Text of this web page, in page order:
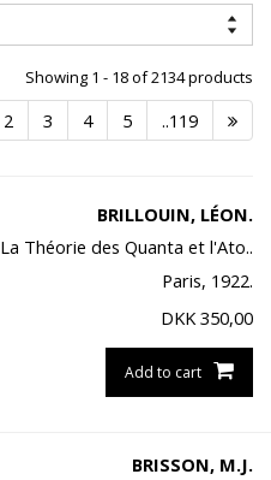
Showing 1 - 18 of 2134 products
2 3 4 5 ..119
BRILLOUIN, LÉON.
La Théorie des Quanta et l'Ato..
Paris, 1922.
DKK 350,00
Add to cart
BRISSON, M.J.